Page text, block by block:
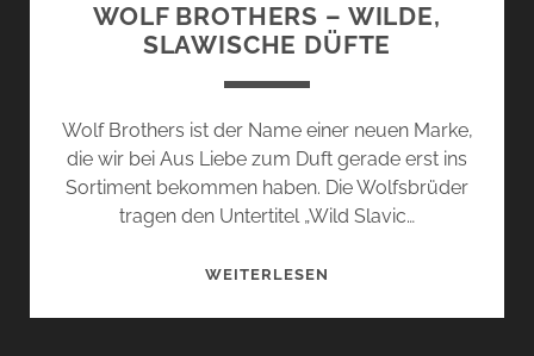
WOLF BROTHERS – WILDE,
SLAWISCHE DÜFTE
Wolf Brothers ist der Name einer neuen Marke,
die wir bei Aus Liebe zum Duft gerade erst ins
Sortiment bekommen haben. Die Wolfsbrüder
tragen den Untertitel „Wild Slavic…
WEITERLESEN